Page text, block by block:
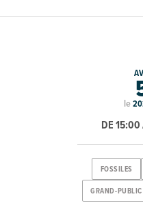
le
DE 15:00
FOSSILES
GRAND-PUBLIC